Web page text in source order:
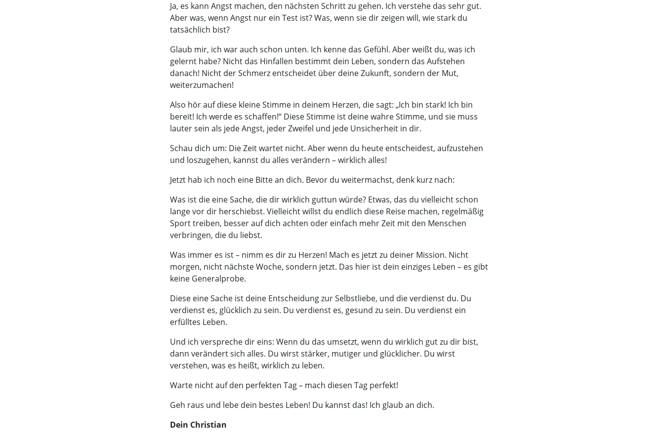
Ja, es kann Angst machen, den nächsten Schritt zu gehen. Ich verstehe das sehr gut.
Aber was, wenn Angst nur ein Test ist? Was, wenn sie dir zeigen will, wie stark du
tatsächlich bist?
Glaub mir, ich war auch schon unten. Ich kenne das Gefühl. Aber weißt du, was ich
gelernt habe? Nicht das Hinfallen bestimmt dein Leben, sondern das Aufstehen
danach! Nicht der Schmerz entscheidet über deine Zukunft, sondern der Mut,
weiterzumachen!
Also hör auf diese kleine Stimme in deinem Herzen, die sagt: „Ich bin stark! Ich bin
bereit! Ich werde es schaffen!“ Diese Stimme ist deine wahre Stimme, und sie muss
lauter sein als jede Angst, jeder Zweifel und jede Unsicherheit in dir.
Schau dich um: Die Zeit wartet nicht. Aber wenn du heute entscheidest, aufzustehen
und loszugehen, kannst du alles verändern – wirklich alles!
Jetzt hab ich noch eine Bitte an dich. Bevor du weitermachst, denk kurz nach:
Was ist die eine Sache, die dir wirklich guttun würde? Etwas, das du vielleicht schon
lange vor dir herschiebst. Vielleicht willst du endlich diese Reise machen, regelmäßig
Sport treiben, besser auf dich achten oder einfach mehr Zeit mit den Menschen
verbringen, die du liebst.
Was immer es ist – nimm es dir zu Herzen! Mach es jetzt zu deiner Mission. Nicht
morgen, nicht nächste Woche, sondern jetzt. Das hier ist dein einziges Leben – es gibt
keine Generalprobe.
Diese eine Sache ist deine Entscheidung zur Selbstliebe, und die verdienst du. Du
verdienst es, glücklich zu sein. Du verdienst es, gesund zu sein. Du verdienst ein
erfülltes Leben.
Und ich verspreche dir eins: Wenn du das umsetzt, wenn du wirklich gut zu dir bist,
dann verändert sich alles. Du wirst stärker, mutiger und glücklicher. Du wirst
verstehen, was es heißt, wirklich zu leben.
Warte nicht auf den perfekten Tag – mach diesen Tag perfekt!
Geh raus und lebe dein bestes Leben! Du kannst das! Ich glaub an dich.
Dein Christian